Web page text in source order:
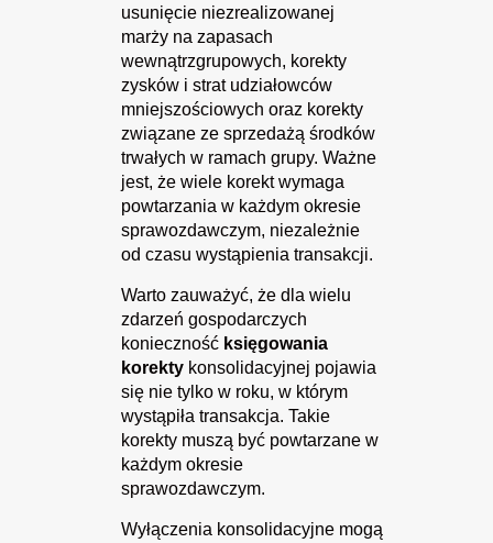
usunięcie niezrealizowanej
marży na zapasach
wewnątrzgrupowych, korekty
zysków i strat udziałowców
mniejszościowych oraz korekty
związane ze sprzedażą środków
trwałych w ramach grupy. Ważne
jest, że wiele korekt wymaga
powtarzania w każdym okresie
sprawozdawczym, niezależnie
od czasu wystąpienia transakcji.
Warto zauważyć, że dla wielu
zdarzeń gospodarczych
konieczność księgowania
korekty konsolidacyjnej pojawia
się nie tylko w roku, w którym
wystąpiła transakcja. Takie
korekty muszą być powtarzane w
każdym okresie
sprawozdawczym.
Wyłączenia konsolidacyjne mogą